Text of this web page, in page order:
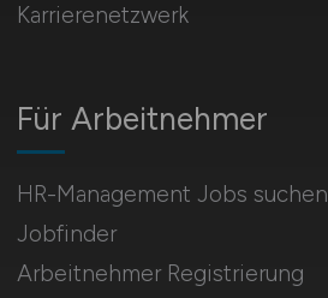
Für Arbeitnehmer
HR-Management Jobs suchen
Jobfinder
Arbeitnehmer Registrierung
Karrierenetzwerk